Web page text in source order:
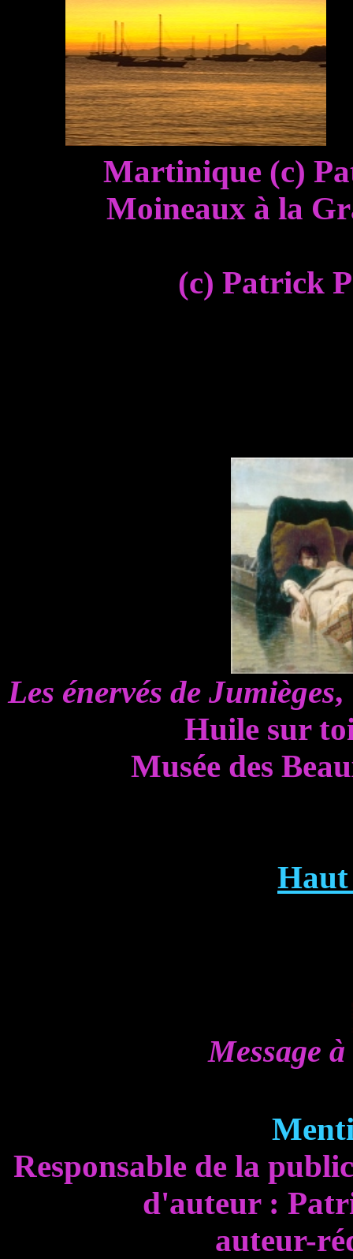
Martinique (c)
Moineaux à la
(c) Patrick
Les énervés de Jumièges,
Huile sur
Musée des
Haut
Message
Responsable de la
d'auteur :
auteur-